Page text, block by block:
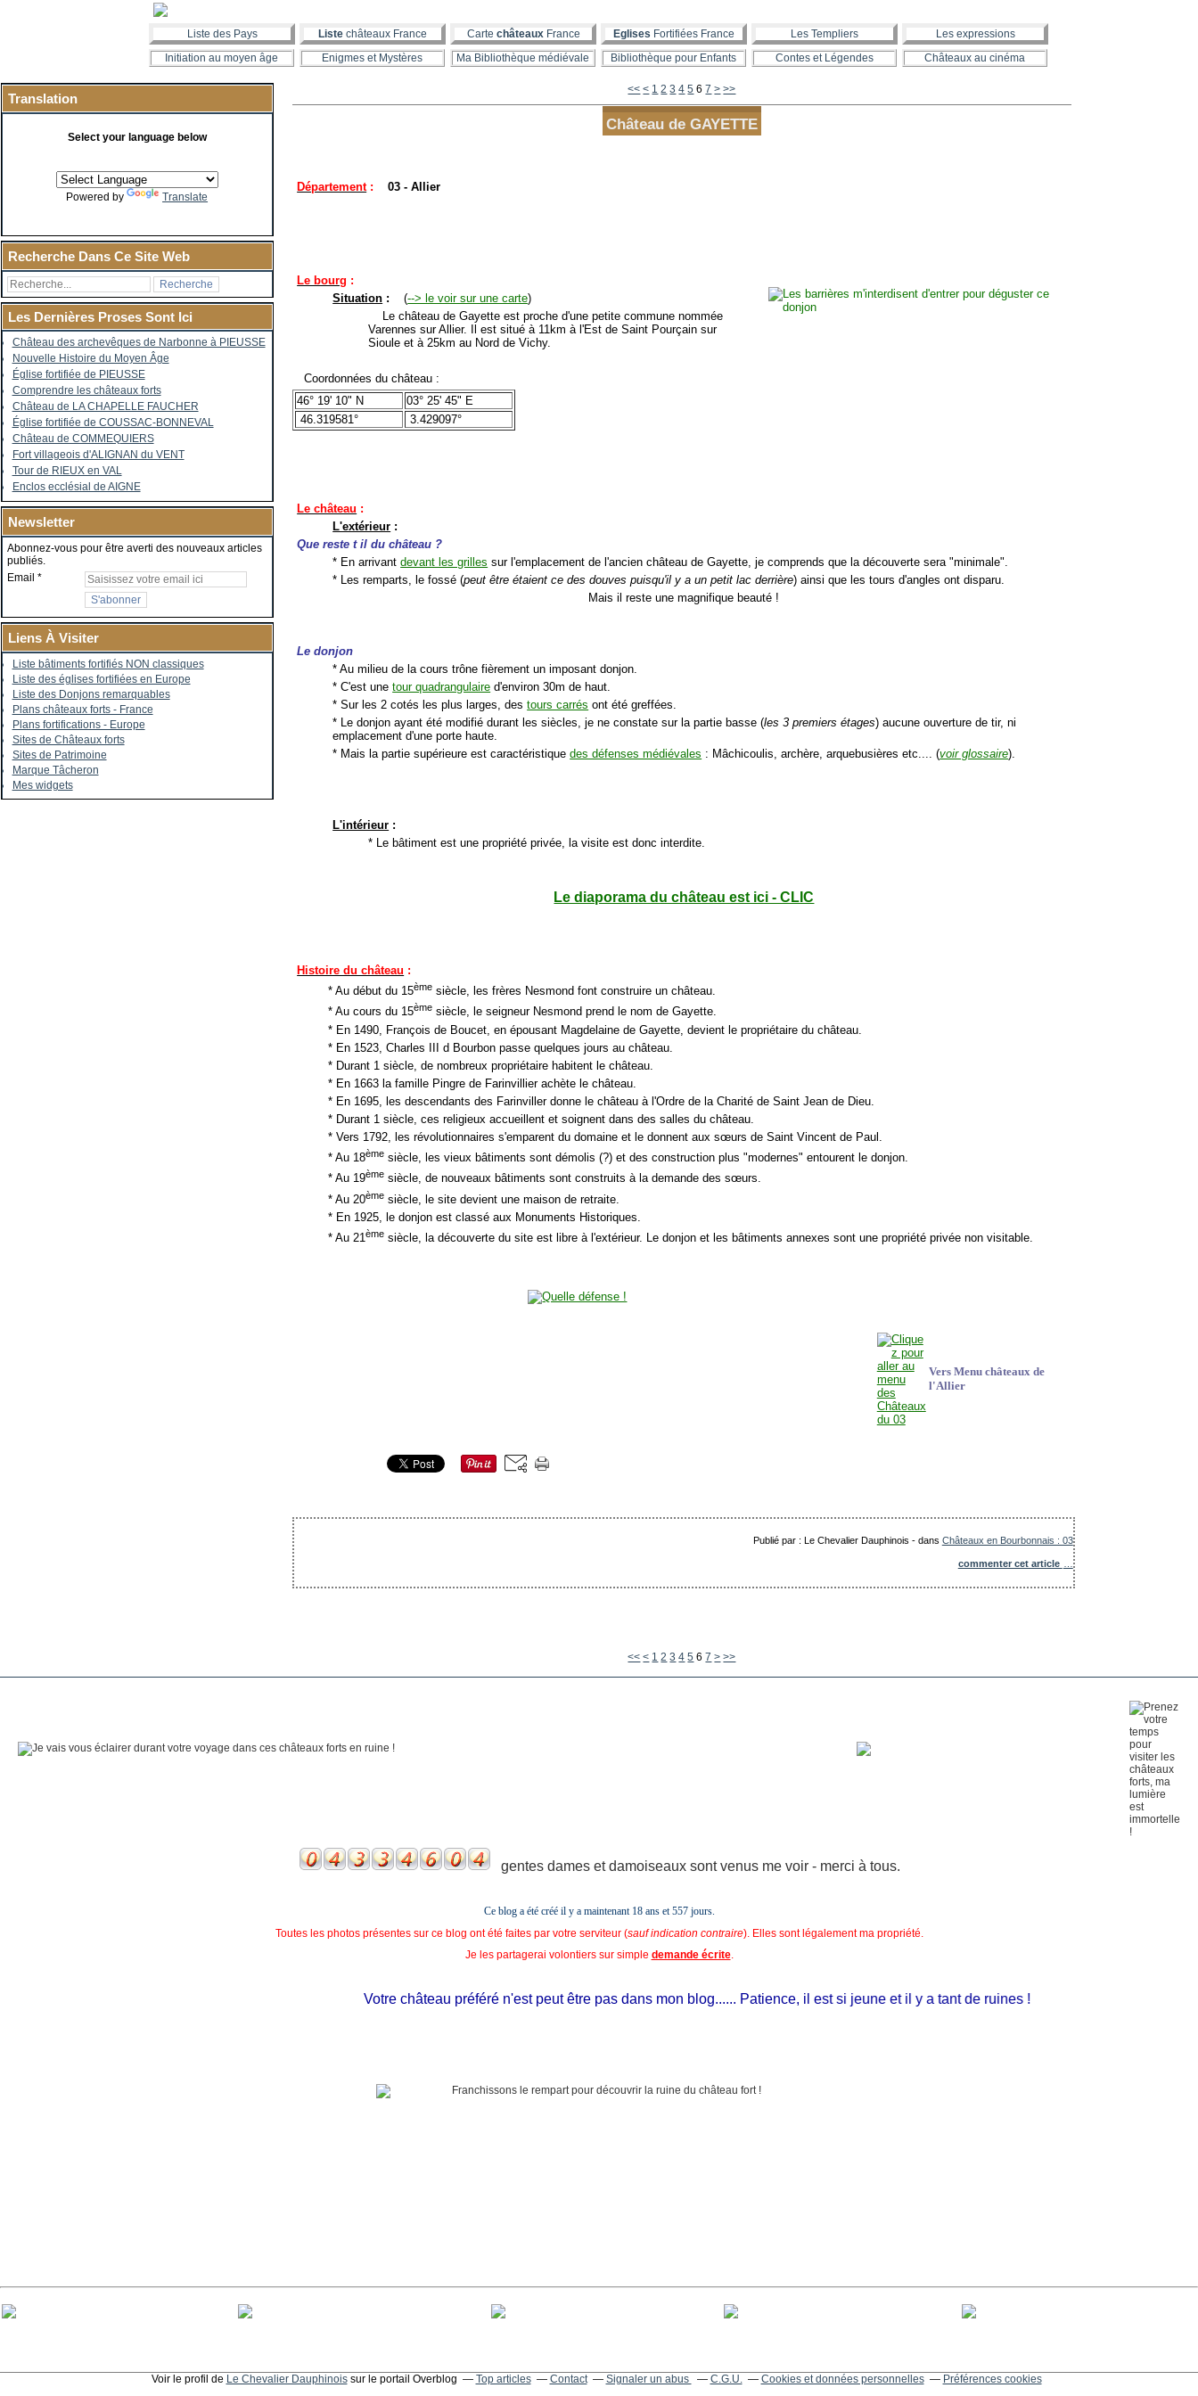
Liste des Pays Liste châteaux France Carte châteauxFrance Eglises Fortifiées France Les Templiers
Les expressions
Initiation au moyen âge
Enigmes et Mystères Ma Bibliothèque médiévale Bibliothèque pour Enfants Contes et Légendes Châteaux au cinéma
Translation
Select your language below
Powered by Translate
Recherche Dans Ce Site Web
Les Dernières Proses Sont Ici
Château des archevêques de Narbonne à PIEUSSE
Nouvelle Histoire du Moyen Âge
Église fortifiée de PIEUSSE
Comprendre les châteaux forts
Château de LA CHAPELLE FAUCHER
Église fortifiée de COUSSAC-BONNEVAL
Château de COMMEQUIERS
Fort villageois d'ALIGNAN du VENT
Tour de RIEUX en VAL
Enclos ecclésial de AIGNE
Newsletter
Abonnez-vous pour être averti des nouveaux articles
publiés.
Email
Liens À Visiter
Liste bâtiments fortifiés NON classiques
Liste des églises fortifiées en Europe
Liste des Donjons remarquables
Plans châteaux forts - France
Plans fortifications - Europe
Sites de Châteaux forts
Sites de Patrimoine
Marque Tâcheron
Mes widgets
<< < 1 2 3 4 5 6 7 > >>
Château de GAYETTE
Département : 03 - Allier
Le bourg :
Situation : (--> le voir sur une carte)
Le château de Gayette est proche d'une petite commune nommée
Varennes sur Allier. Il est situé à 11km à l'Est de Saint Pourçain sur
Sioule et à 25km au Nord de Vichy.
Coordonnées du château :
46° 19' 10" N
03° 25' 45" E
46.319581°
3.429097°
Le château :
L'extérieur :
Que reste t il du château ?
* En arrivantdevant les grilles sur l'emplacement de l'ancien château de Gayette, je comprends que la découverte sera "minimale".
* Les remparts, le fossé (peut être étaient ce des douves puisqu'il y a un petit lac derrière) ainsi que les tours d'angles ont disparu.
Mais il reste une magnifique beauté !
Le donjon
* Au milieu de la cours trône fièrement un imposant donjon.
* C'est unetour quadrangulaire d'environ 30m de haut.
* Sur les 2 cotés les plus larges, destours carrés ont été greffées.
* Le donjon ayant été modifié durant les siècles, je ne constate sur la partie basse (les 3 premiers étages) aucune ouverture de tir, ni
emplacement d'une porte haute.
* Mais la partie supérieure est caractéristiquedes défenses médiévales : Mâchicoulis, archère, arquebusières etc.... (voir glossaire).
L'intérieur :
* Le bâtiment est une propriété privée, la visite est donc interdite.
Le diaporama du château est ici - CLIC
Histoire du château :
* Au début du 15ème siècle, les frères Nesmond font construire un château.
* Au cours du 15ème siècle, le seigneur Nesmond prend le nom de Gayette.
* En 1490, François de Boucet, en épousant Magdelaine de Gayette, devient le propriétaire du château.
* En 1523, Charles III d Bourbon passe quelques jours au château.
* Durant 1 siècle, de nombreux propriétaire habitent le château.
* En 1663 la famille Pingre de Farinvillier achète le château.
* En 1695, les descendants des Farinviller donne le château à l'Ordre de la Charité de Saint Jean de Dieu.
* Durant 1 siècle, ces religieux accueillent et soignent dans des salles du château.
* Vers 1792, les révolutionnaires s'emparent du domaine et le donnent aux sœurs de Saint Vincent de Paul.
* Au 18ème siècle, les vieux bâtiments sont démolis (?) et des construction plus "modernes" entourent le donjon.
* Au 19ème siècle, de nouveaux bâtiments sont construits à la demande des sœurs.
* Au 20ème siècle, le site devient une maison de retraite.
* En 1925, le donjon est classé aux Monuments Historiques.
* Au 21ème siècle, la découverte du site est libre à l'extérieur. Le donjon et les bâtiments annexes sont une propriété privée non visitable.
Vers Menu châteaux de
l'Allier
Publié par : Le Chevalier Dauphinois -dans Châteaux en Bourbonnais : 03
commenter cet article
<< < 1 2 3 4 5 6 7 > >>
gentes dames et damoiseaux sont venus me voir - merci à tous.
Ce blog a été créé il y a maintenant 18 ans et 557 jours.
Toutes les photos présentes sur ce blog ont été faites par votre serviteur (sauf indication contraire). Elles sont légalement ma propriété.
Je les partagerai volontiers sur simple demande écrite.
Votre château préféré n'est peut être pas dans mon blog...... Patience, il est si jeune et il y a tant de ruines !
Voir le profil de Le Chevalier Dauphinoissur le portail Overblog Top articles Contact Signaler un abus C.G.U. Cookies et données personnelles Préférences cookies